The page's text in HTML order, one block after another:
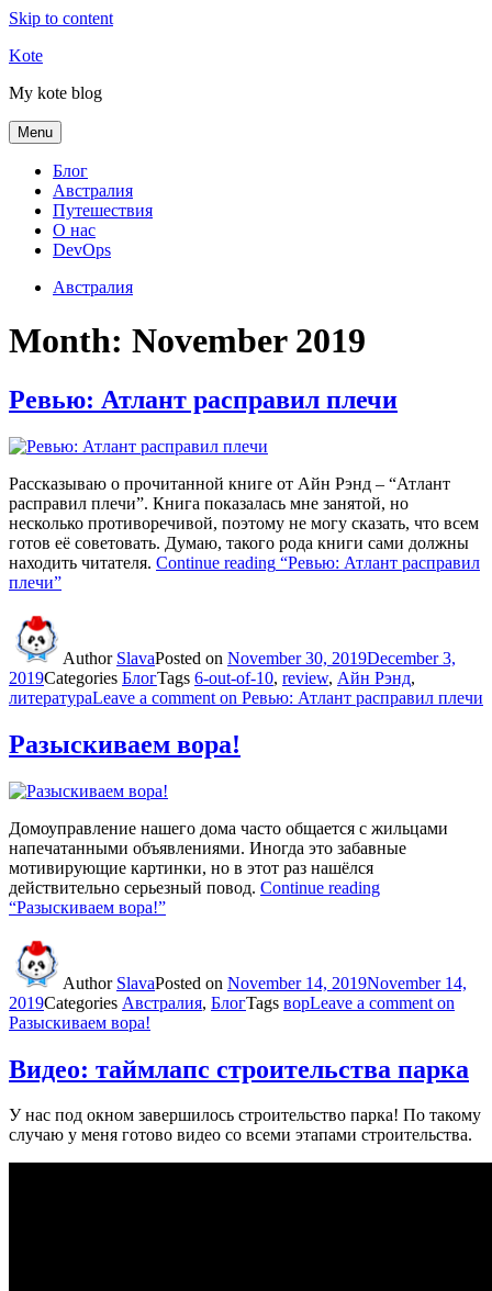
Skip to content
Kote
My kote blog
Menu
Блог
Австралия
Путешествия
О нас
DevOps
Австралия
Month: November 2019
Ревью: Атлант расправил плечи
Рассказываю о прочитанной книге от Айн Рэнд – “Атлант
расправил плечи”. Книга показалась мне занятой, но
несколько противоречивой, поэтому не могу сказать, что всем
готов её советовать. Думаю, такого рода книги сами должны
находить читателя. Continue reading “Ревью: Атлант расправил
плечи”
Author SlavaPosted on November 30, 2019December 3,
2019Categories БлогTags 6-out-of-10, review, Айн Рэнд,
литератураLeave a comment on Ревью: Атлант расправил плечи
Разыскиваем вора!
Домоуправление нашего дома часто общается с жильцами
напечатанными объявлениями. Иногда это забавные
мотивирующие картинки, но в этот раз нашёлся
действительно серьезный повод. Continue reading
“Разыскиваем вора!”
Author SlavaPosted on November 14, 2019November 14,
2019Categories Австралия, БлогTags ворLeave a comment on
Разыскиваем вора!
Видео: таймлапс строительства парка
У нас под окном завершилось строительство парка! По такому
случаю у меня готово видео со всеми этапами строительства.